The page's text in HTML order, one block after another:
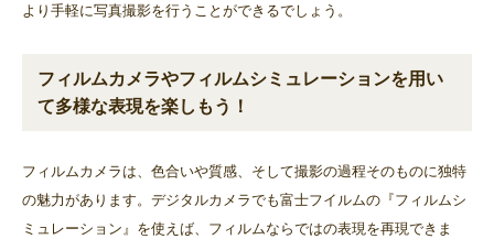
より手軽に写真撮影を行うことができるでしょう。
フィルムカメラやフィルムシミュレーションを用い
て多様な表現を楽しもう！
フィルムカメラは、色合いや質感、そして撮影の過程そのものに独特
の魅力があります。デジタルカメラでも富士フイルムの『フィルムシ
ミュレーション』を使えば、フィルムならではの表現を再現できま